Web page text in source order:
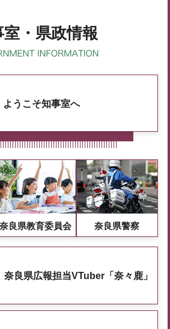
室・県政情報
ようこそ知事室へ
奈良県教育委員会 奈良県警察
奈良県広報担当VTuber「奈々鹿」